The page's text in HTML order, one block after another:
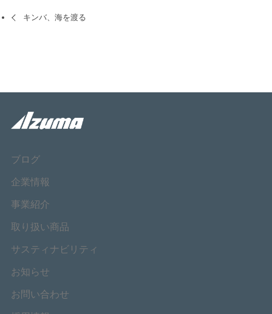
キンバ、海を渡る
ブログ
企業情報
事業紹介
取り扱い商品
サスティナビリティ
お知らせ
お問い合わせ